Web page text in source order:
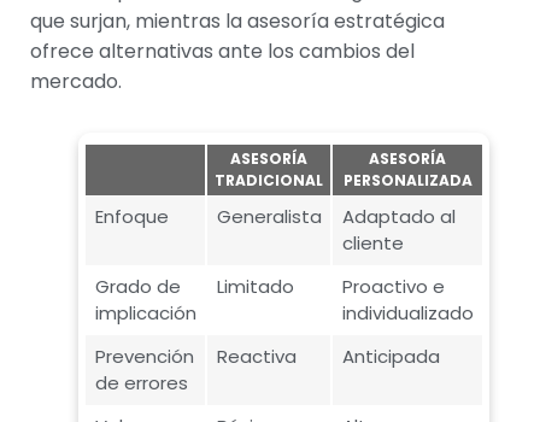
que surjan, mientras la asesoría estratégica
ofrece alternativas ante los cambios del
mercado.
ASESORÍA
TRADICIONAL
ASESORÍA
PERSONALIZADA
Enfoque Generalista
Adaptado al
cliente
Grado de
implicación
Limitado
Proactivo e
individualizado
Prevención
de errores
Reactiva Anticipada